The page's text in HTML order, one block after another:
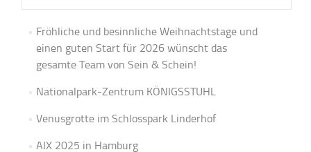
Fröhliche und besinnliche Weihnachtstage und
einen guten Start für 2026 wünscht das
gesamte Team von Sein & Schein!
Nationalpark-Zentrum KÖNIGSSTUHL
Venusgrotte im Schlosspark Linderhof
AIX 2025 in Hamburg